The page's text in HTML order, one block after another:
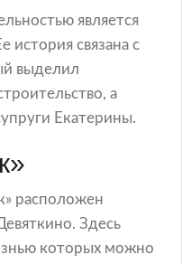
является
история связана с
выделил
а
Екатерины.
расположен
Здесь
которых можно